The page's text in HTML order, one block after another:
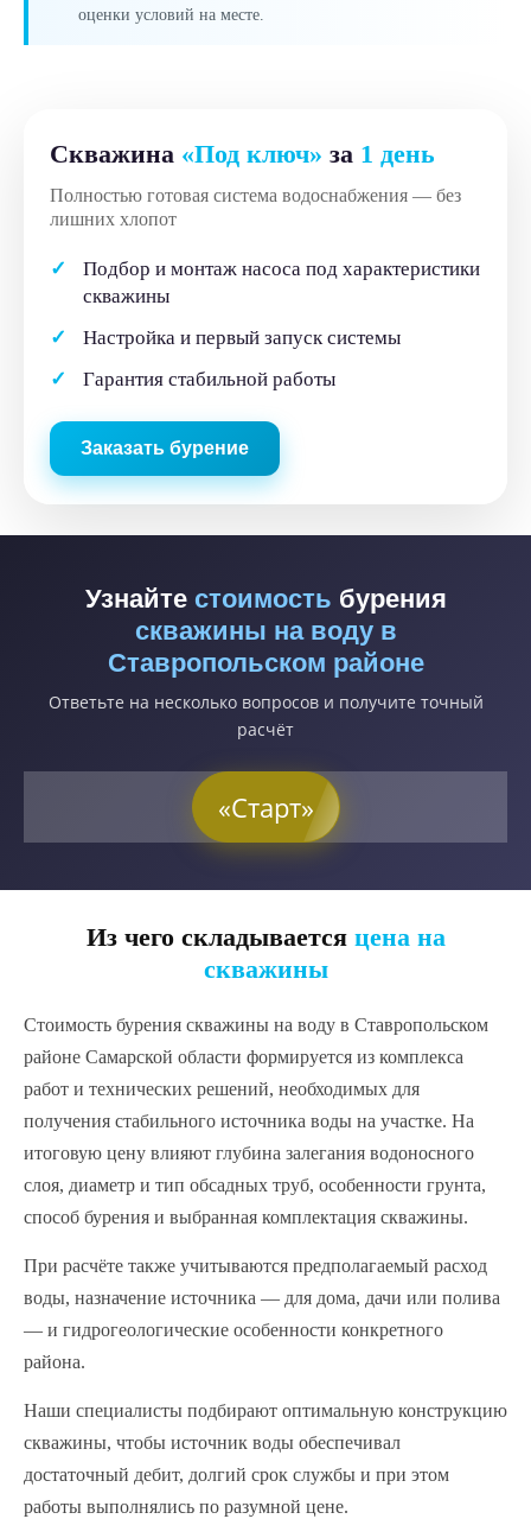
оценки условий на месте.
Скважина «Под ключ» за 1 день
Полностью готовая система водоснабжения — без
лишних хлопот
Подбор и монтаж насоса под характеристики
скважины
Настройка и первый запуск системы
Гарантия стабильной работы
Заказать бурение
Узнайте стоимость бурения
скважины на воду в
Ставропольском районе
Ответьте на несколько вопросов и получите точный
расчёт
«Старт»
Из чего складывается цена на
скважины
Стоимость бурения скважины на воду в Ставропольском
районе Самарской области формируется из комплекса
работ и технических решений, необходимых для
получения стабильного источника воды на участке. На
итоговую цену влияют глубина залегания водоносного
слоя, диаметр и тип обсадных труб, особенности грунта,
способ бурения и выбранная комплектация скважины.
При расчёте также учитываются предполагаемый расход
воды, назначение источника — для дома, дачи или полива
— и гидрогеологические особенности конкретного
района.
Наши специалисты подбирают оптимальную конструкцию
скважины, чтобы источник воды обеспечивал
достаточный дебит, долгий срок службы и при этом
работы выполнялись по разумной цене.